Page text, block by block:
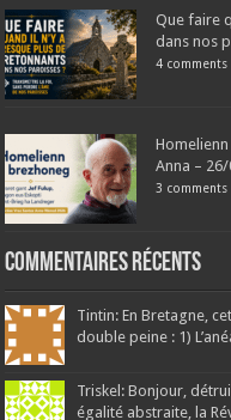
Que faire
dans nos
4 comments
Anna –
3 comments
Commentaires récents
Tintin: En Bretagne,
double peine : 1)
Triskel: Bonjour,
égalité abstraite, la